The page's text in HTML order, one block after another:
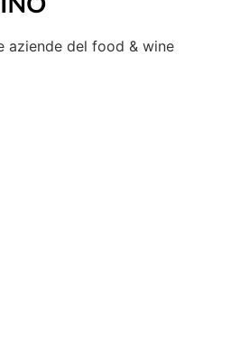
aziende del food & wine